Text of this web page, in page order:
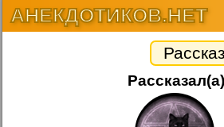
АНЕКДОТИКОВ.НЕТ